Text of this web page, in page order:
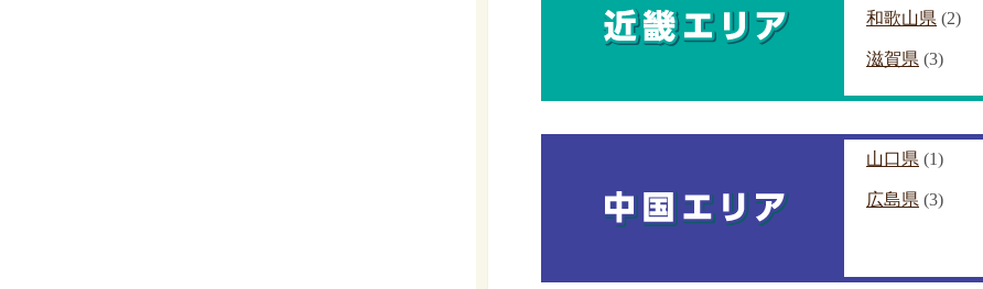
和歌山県 (2)
滋賀県 (3)
山口県 (1)
広島県 (3)